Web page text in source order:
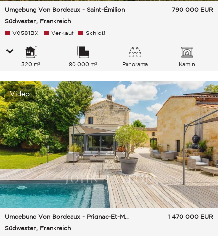
Umgebung Von Bordeaux - Saint-Émilion
Südwesten, Frankreich
790 000 EUR
V0581BX Verkauf Schloß
320 m² 80 000 m² Panorama Kamin
Video
Umgebung Von Bordeaux - Prignac-Et-Marcamps
Südwesten, Frankreich
1 470 000 EUR